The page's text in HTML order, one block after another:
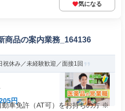
気になる
商品の案内業務_164136
祝休み／未経験歓迎／面接1回
円
車免許（AT可）をお持ちの方 ※